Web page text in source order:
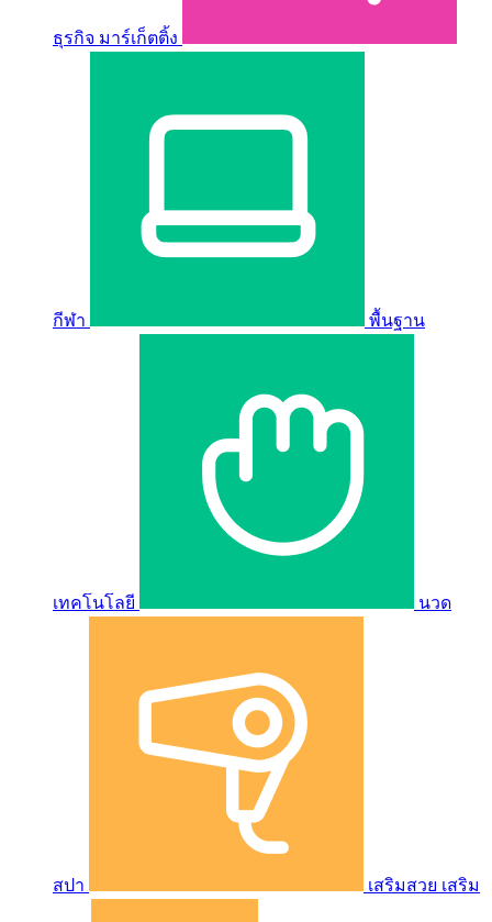
ธุรกิจ มาร์เก็ตติ้ง
กีฬา พื้นฐาน
เทคโนโลยี นวด
สปา เสริมสวย เสริม